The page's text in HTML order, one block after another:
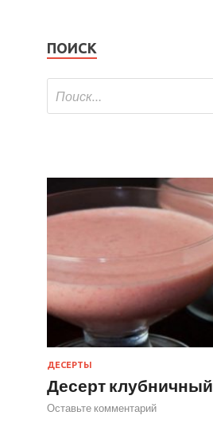
ПОИСК
ДЕСЕРТЫ
Десерт клубничный
Оставьте комментарий